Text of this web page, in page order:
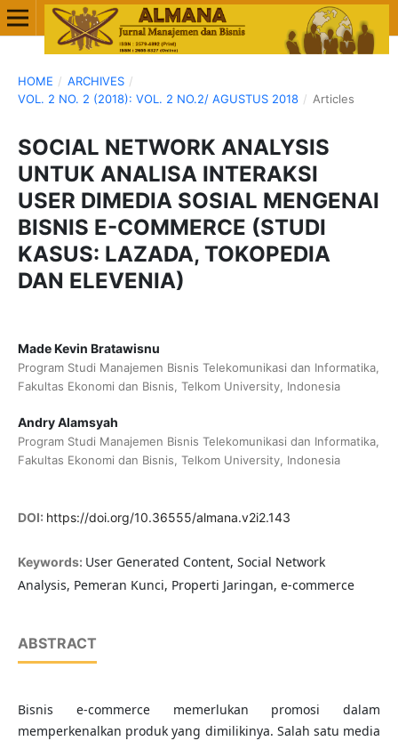
HOME / ARCHIVES /
VOL. 2 NO. 2 (2018): VOL. 2 NO.2/ AGUSTUS 2018 / Articles
SOCIAL NETWORK ANALYSIS
UNTUK ANALISA INTERAKSI
USER DIMEDIA SOSIAL MENGENAI
BISNIS E-COMMERCE (STUDI
KASUS: LAZADA, TOKOPEDIA
DAN ELEVENIA)
Made Kevin Bratawisnu
Program Studi Manajemen Bisnis Telekomunikasi dan Informatika,
Fakultas Ekonomi dan Bisnis, Telkom University, Indonesia
Andry Alamsyah
Program Studi Manajemen Bisnis Telekomunikasi dan Informatika,
Fakultas Ekonomi dan Bisnis, Telkom University, Indonesia
DOI: https://doi.org/10.36555/almana.v2i2.143
Keywords: User Generated Content, Social Network
Analysis, Pemeran Kunci, Properti Jaringan, e-commerce
ABSTRACT
Bisnis e-commerce memerlukan promosi dalam
memperkenalkan produk yang dimilikinya. Salah satu media